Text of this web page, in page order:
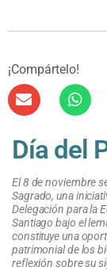
¡Compártelo!
Día del
El 8 de noviembre
Sagrado, una
Delegación para la
Santiago bajo el
constituye una
patrimonial de los
reflexión sobre su